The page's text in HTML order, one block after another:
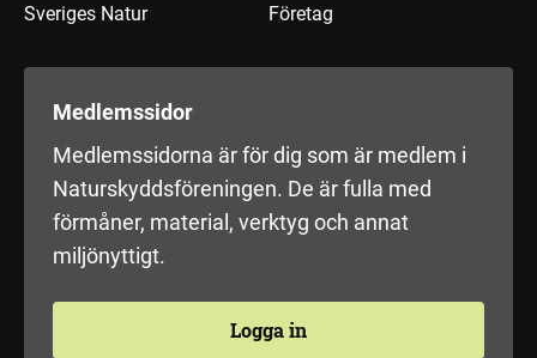
Sveriges Natur Företag
Medlemssidor
Medlemssidorna är för dig som är medlem i
Naturskyddsföreningen. De är fulla med
förmåner, material, verktyg och annat
miljönyttigt.
Logga in